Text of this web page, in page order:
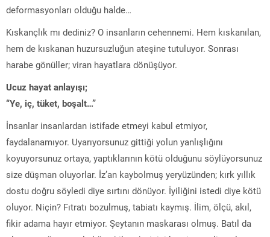
deformasyonları olduğu ‎halde…
Kıskançlık mı dediniz? O insanların cehennemi. Hem kıskanılan,
hem de ‎kıskanan huzursuzluğun ateşine tutuluyor. Sonrası
harabe gönüller; viran ‎hayatlara dönüşüyor.
Ucuz hayat anlayışı;
“Ye, iç, tüket, boşalt…”
İnsanlar insanlardan istifade etmeyi kabul etmiyor,
faydalanamıyor. Uyarıyorsunuz gittiği yolun yanlışlığını
koyuyorsunuz ortaya, yaptıklarının kötü olduğunu söylüyorsunuz
size düşman oluyorlar. İz’an kaybolmuş yeryüzünden; kırk yıllık
dostu doğru söyledi ‎diye sırtını dönüyor. İyiliğini istedi diye kötü
oluyor. Niçin? Fıtratı bozulmuş, ‎tabiatı kaymış. İlim, ölçü, akıl,
fikir adama hayır etmiyor. Şeytanın maskarası ‎olmuş. Batıl da